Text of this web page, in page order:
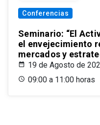
Conferencias
Seminario: “El
el envejecimiento
mercados y
19 de Agosto de
09:00 a 11:00 horas